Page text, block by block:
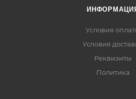
Условия
Условия
Реквизиты
Политика